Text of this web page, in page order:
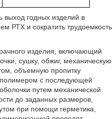
выход годных изделий в
РТХ и сократить трудоемкость
изделия, включающий
сушку, обжиг, механическую
объемную пропитку
с последующей
путем механической
до заданных размеров,
при помощи герметика,